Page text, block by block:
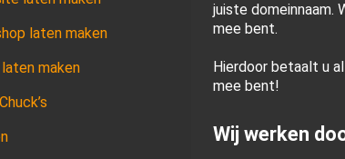
laten maken
maken
juiste domeinnaam.
mee bent.
Hierdoor betaalt u
mee bent!
Wij werken